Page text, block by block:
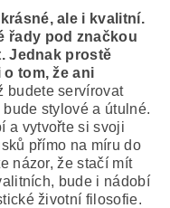
ale i kvalitní.
řady pod značkou
Jednak prostě
tom, že ani
budete servírovat
stylové a útulné.
a vytvořte si svoji
přímo na míru do
názor, že stačí mít
bude i nádobí
životní filosofie.